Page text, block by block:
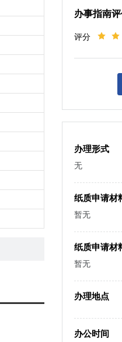
办事指南
评分
办理形式
无
纸质申请材
暂无
纸质申请材
暂无
办理地点
办公时间